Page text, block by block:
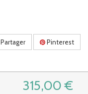
Partager Pinterest
315,00 €